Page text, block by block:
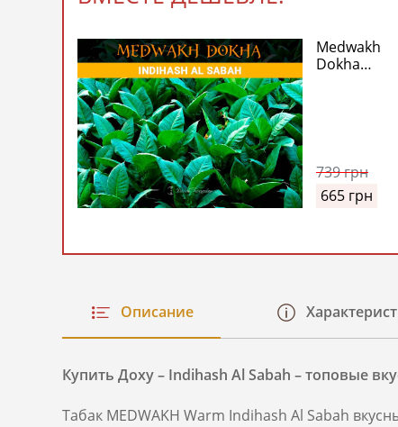
Medwakh
Dokha
Индихаш
Аль-
Сабах)
739грн
665 грн
Описание
Купить Доху – Indihash Al Sabah – топовые
Табак MEDWAKH Warm Indihash Al Sabah